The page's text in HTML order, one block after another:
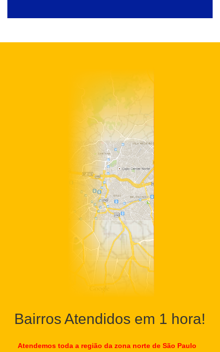
Bairros Atendidos em 1 hora!
Atendemos toda a região da zona norte de São Paulo